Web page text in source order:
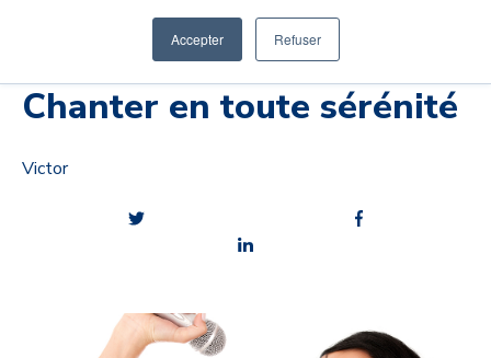
Accepter Refuser
Musique, Santé & Bien-être
Chant
Nos astuces pédago
Chanter en toute sérénité
Victor